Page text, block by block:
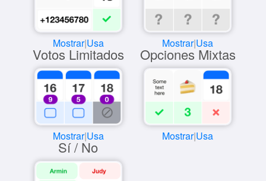
Mostrar|Usa Mostrar|Usa
Votos Limitados
Mostrar|Usa
Opciones Mixtas
Mostrar|Usa
Sí / No